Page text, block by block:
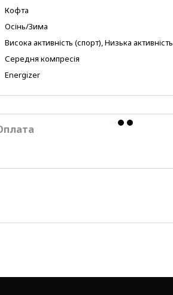
Кофта
Осінь/Зима
Висока активність (спорт), Низька активність
Середня компресія
Energizer